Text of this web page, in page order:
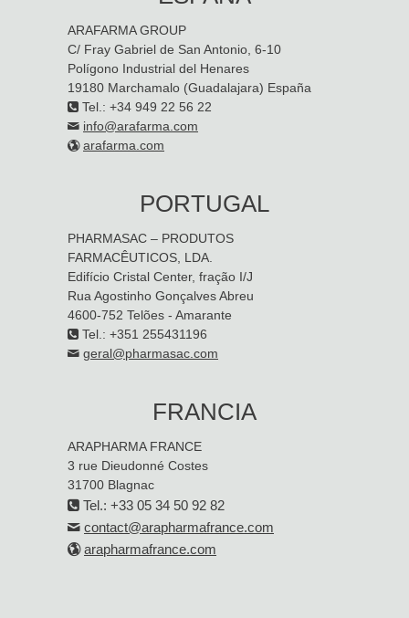
ARAFARMA GROUP
C/ Fray Gabriel de San Antonio, 6-10
Polígono Industrial del Henares
19180 Marchamalo (Guadalajara) España
Tel.: +34 949 22 56 22
info@arafarma.com
arafarma.com
PORTUGAL
PHARMASAC – PRODUTOS
FARMACÊUTICOS, LDA.
Edifício Cristal Center, fração I/J
Rua Agostinho Gonçalves Abreu
4600-752 Telões - Amarante
Tel.: +351 255431196
geral@pharmasac.com
FRANCIA
ARAPHARMA FRANCE
3 rue Dieudonné Costes
31700 Blagnac
Tel.: +33 05 34 50 92 82
contact@arapharmafrance.com
arapharmafrance.com